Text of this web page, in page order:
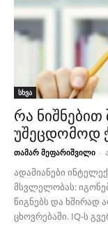
სხვა
რა
უშეცდომოდ
თამარ მეფარიშვილი -
ადამიანები
მსვლელობას:
წიგნებს და ხშირად
ცხოვრებაში. IQ-ს